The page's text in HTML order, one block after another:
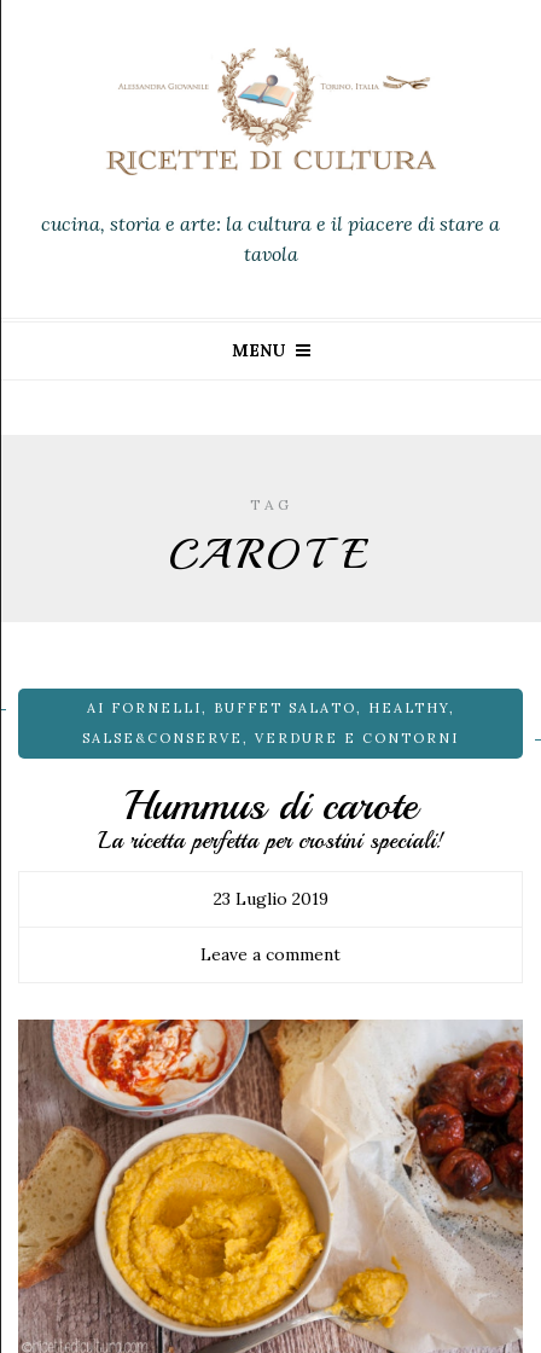
cucina, storia e arte: la cultura e il piacere di stare a
tavola
MENU
TAG
CAROTE
AI FORNELLI , BUFFET SALATO , HEALTHY,
SALSE&CONSERVE , VERDURE E CONTORNI
Hummus di carote
La ricetta perfetta per crostini speciali!
23 Luglio 2019
Leave a comment